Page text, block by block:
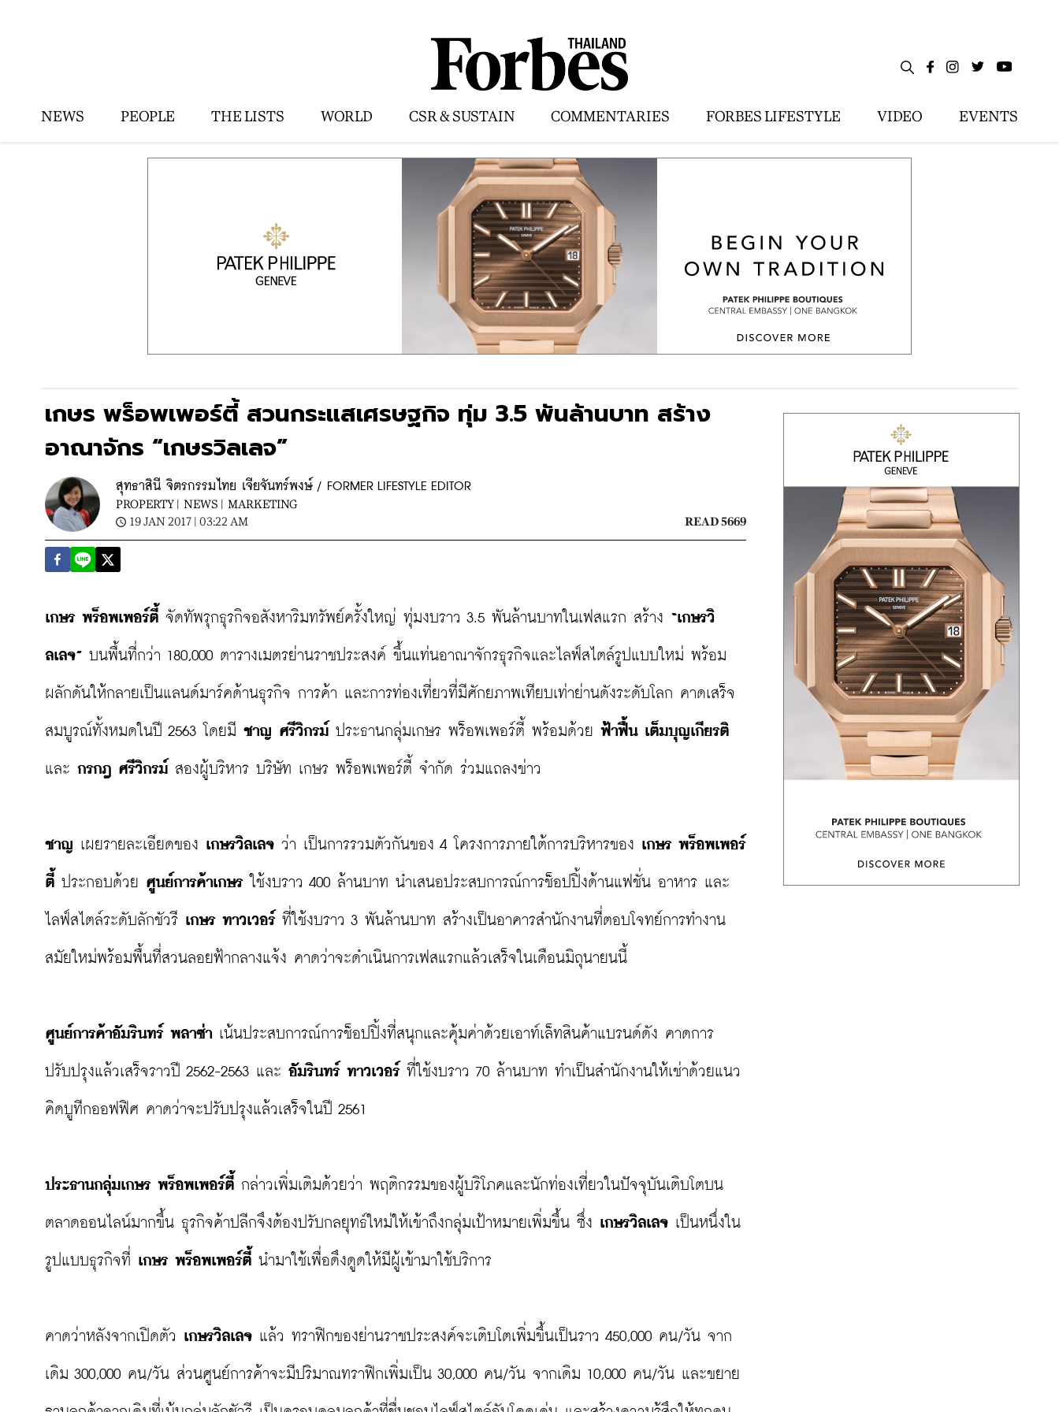
NEWS PEOPLE THE LISTS WORLD CSR & SUSTAIN COMMENTARIES FORBES LIFESTYLE VIDEO EVENTS
เกษร พร็อพเพอร์ตี้ สวนกระแสเศรษฐกิจ ทุ่ม 3.5 พันล้านบาท สร้าง
อาณาจักร “เกษรวิลเลจ”
สุทธาสินี จิตรกรรมไทย เจียจันทร์พงษ์ / FORMER LIFESTYLE EDITOR
PROPERTY | NEWS | MARKETING
19 JAN 2017 | 03:22 AM
READ 5669
เกษร พร็อพเพอร์ตี้ จัดทัพรุกธุรกิจอสังหาริมทรัพย์ครั้งใหญ่ ทุ่มงบราว 3.5 พันล้านบาทในเฟสแรก สร้าง “เกษรวิ
ลเลจ” บนพื้นที่กว่า 180,000 ตารางเมตรย่านราชประสงค์ ขึ้นแท่นอาณาจักรธุรกิจและไลฟ์สไตล์รูปแบบใหม่ พร้อม
ผลักดันให้กลายเป็นแลนด์มาร์คด้านธุรกิจ การค้า และการท่องเที่ยวที่มีศักยภาพเทียบเท่าย่านดังระดับโลก คาดเสร็จ
สมบูรณ์ทั้งหมดในปี 2563 โดยมี ชาญ ศรีวิกรม์ ประธานกลุ่มเกษร พร็อพเพอร์ตี้ พร้อมด้วย ฟ้าฟื้น เต็มบุญเกียรติ
และ กรกฎ ศรีวิกรม์ สองผู้บริหาร บริษัท เกษร พร็อพเพอร์ตี้ จำกัด ร่วมแถลงข่าว
ชาญ เผยรายละเอียดของ เกษรวิลเลจ ว่า เป็นการรวมตัวกันของ 4 โครงการภายใต้การบริหารของ เกษร พร็อพเพอร์
ตี้ ประกอบด้วย ศูนย์การค้าเกษร ใช้งบราว 400 ล้านบาท นำเสนอประสบการณ์การช็อปปิ้งด้านแฟชั่น อาหาร และ
ไลฟ์สไตล์ระดับลักชัวรี เกษร ทาวเวอร์ ที่ใช้งบราว 3 พันล้านบาท สร้างเป็นอาคารสำนักงานที่ตอบโจทย์การทำงาน
สมัยใหม่พร้อมพื้นที่สวนลอยฟ้ากลางแจ้ง คาดว่าจะดำเนินการเฟสแรกแล้วเสร็จในเดือนมิถุนายนนี้
ศูนย์การค้าอัมรินทร์ พลาซ่า เน้นประสบการณ์การช็อปปิ้งที่สนุกและคุ้มค่าด้วยเอาท์เล็ทสินค้าแบรนด์ดัง คาดการ
ปรับปรุงแล้วเสร็จราวปี 2562-2563 และ อัมรินทร์ ทาวเวอร์ ที่ใช้งบราว 70 ล้านบาท ทำเป็นสำนักงานให้เช่าด้วยแนว
คิดบูทีกออฟฟิศ คาดว่าจะปรับปรุงแล้วเสร็จในปี 2561
ประธานกลุ่มเกษร พร็อพเพอร์ตี้ กล่าวเพิ่มเติมด้วยว่า พฤติกรรมของผู้บริโภคและนักท่องเที่ยวในปัจจุบันเติบโตบน
ตลาดออนไลน์มากขึ้น ธุรกิจค้าปลีกจึงต้องปรับกลยุทธ์ใหม่ให้เข้าถึงกลุ่มเป้าหมายเพิ่มขึ้น ซึ่ง เกษรวิลเลจ เป็นหนึ่งใน
รูปแบบธุรกิจที่ เกษร พร็อพเพอร์ตี้ นำมาใช้เพื่อดึงดูดให้มีผู้เข้ามาใช้บริการ
คาดว่าหลังจากเปิดตัว เกษรวิลเลจ แล้ว ทราฟิกของย่านราชประสงค์จะเติบโตเพิ่มขึ้นเป็นราว 450,000 คน/วัน จาก
เดิม 300,000 คน/วัน ส่วนศูนย์การค้าจะมีปริมาณทราฟิกเพิ่มเป็น 30,000 คน/วัน จากเดิม 10,000 คน/วัน และขยาย